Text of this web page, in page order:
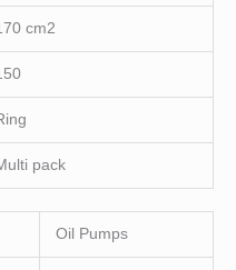
cm2
pack
Oil Pumps